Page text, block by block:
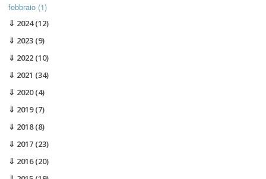
febbraio (1)
2024(12)
2023 (9)
2022 (10)
2021 (34)
2020(4)
2019(7)
2018(8)
2017 (23)
2016(20)